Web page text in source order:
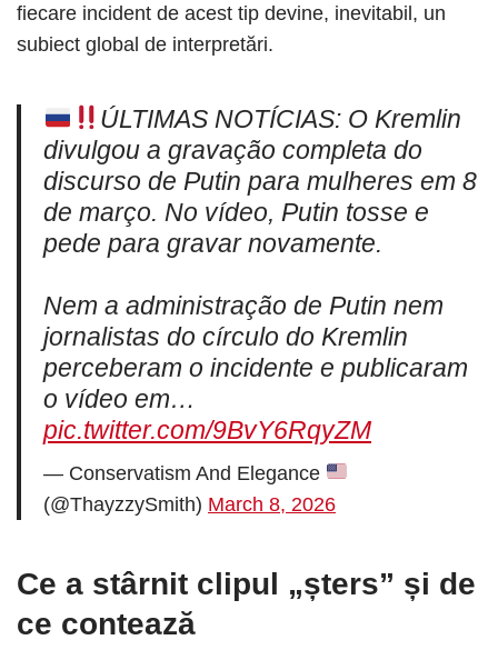
fiecare incident de acest tip devine, inevitabil, un
subiect global de interpretări.
ÚLTIMAS NOTÍCIAS: O Kremlin
divulgou a gravação completa do
discurso de Putin para mulheres em 8
de março. No vídeo, Putin tosse e
pede para gravar novamente.
Nem a administração de Putin nem
jornalistas do círculo do Kremlin
perceberam o incidente e publicaram
o vídeo em…
pic.twitter.com/9BvY6RqyZM
— Conservatism And Elegance
(@ThayzzySmith) March 8, 2026
Ce a stârnit clipul „șters” și de
ce contează